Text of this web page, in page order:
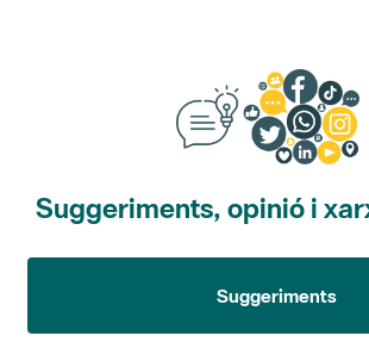
Suggeriments, opinió i
Suggeriments